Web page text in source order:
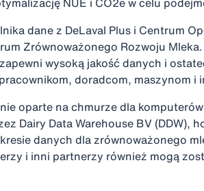
dane z DeLaval Plus i Centrum
Zrównoważonego Rozwoju
wysoką jakość danych i
doradcom, maszynom i
oparte na chmurze dla
Dairy Data Warehouse BV (DDW),
danych dla zrównoważonego
i inni partnerzy również mogą